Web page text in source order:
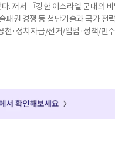
. 저서 『강한 이스라엘 군대의
패권 경쟁 등 첨단기술과 국가 전
천·정치자금/선거/입법·정책/민